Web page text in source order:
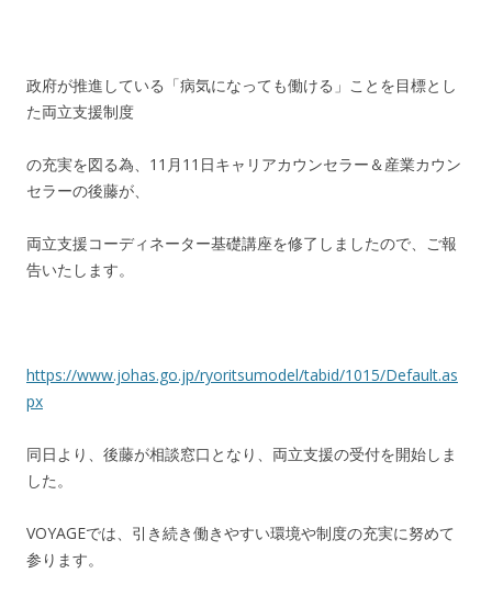
政府が推進している「病気になっても働ける」ことを目標とし
た両立支援制度
の充実を図る為、11月11日キャリアカウンセラー＆産業カウン
セラーの後藤が、
両立支援コーディネーター基礎講座を修了しましたので、ご報
告いたします。
https://www.johas.go.jp/ryoritsumodel/tabid/1015/Default.as
px
同日より、後藤が相談窓口となり、両立支援の受付を開始しま
した。
VOYAGEでは、引き続き働きやすい環境や制度の充実に努めて
参ります。